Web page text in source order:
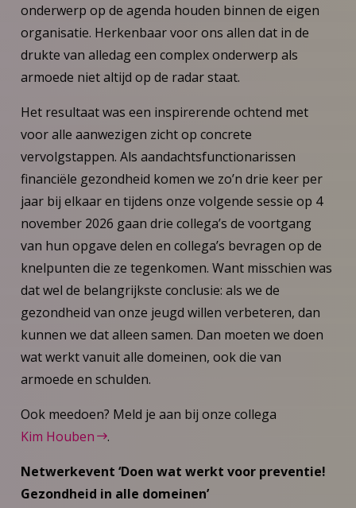
onderwerp op de agenda houden binnen de eigen
organisatie. Herkenbaar voor ons allen dat in de
drukte van alledag een complex onderwerp als
armoede niet altijd op de radar staat.
Het resultaat was een inspirerende ochtend met
voor alle aanwezigen zicht op concrete
vervolgstappen. Als aandachtsfunctionarissen
financiële gezondheid komen we zo’n drie keer per
jaar bij elkaar en tijdens onze volgende sessie op 4
november 2026 gaan drie collega’s de voortgang
van hun opgave delen en collega’s bevragen op de
knelpunten die ze tegenkomen. Want misschien was
dat wel de belangrijkste conclusie: als we de
gezondheid van onze jeugd willen verbeteren, dan
kunnen we dat alleen samen. Dan moeten we doen
wat werkt vanuit alle domeinen, ook die van
armoede en schulden.
Ook meedoen? Meld je aan bij onze collega
Kim Houben
.
Netwerkevent ‘Doen wat werkt voor preventie!
Gezondheid in alle domeinen’